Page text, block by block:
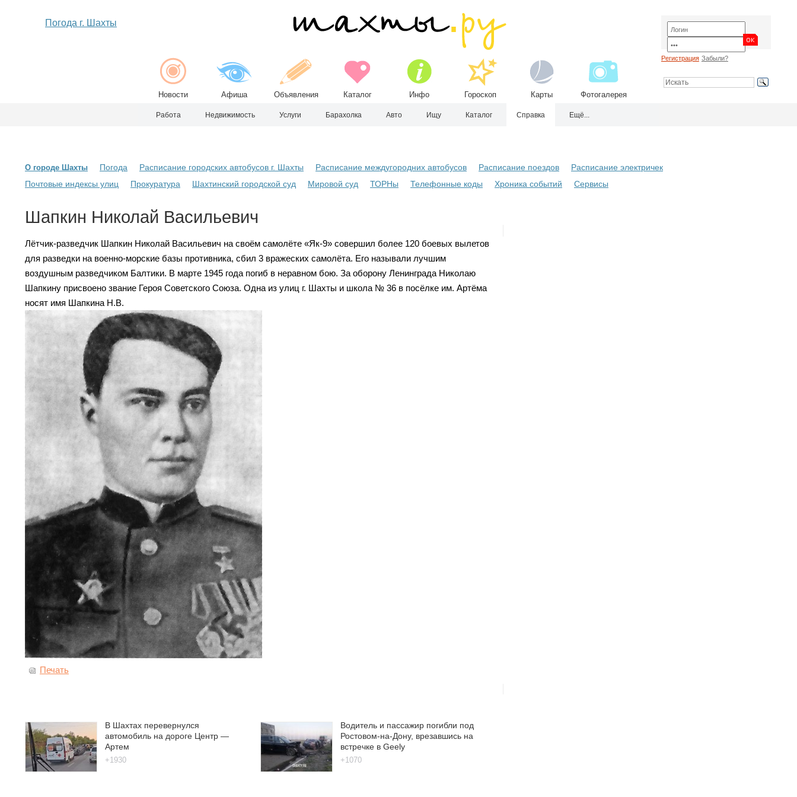
Погода г. Шахты
Новости Афиша Объявления Каталог Инфо Гороскоп Карты Фотогалерея
Регистрация Забыли?
Работа Недвижимость Услуги Барахолка Авто Ищу Каталог Справка Ещё...
О городе Шахты Погода Расписание городских автобусов г. Шахты Расписание междугородних автобусов Расписание поездов
Расписание электричек
Почтовые индексы улиц
Прокуратура Шахтинский городской суд Мировой суд ТОРНы Телефонные коды Хроника событий Сервисы
Шапкин Николай Васильевич
Лётчик-разведчик Шапкин Николай Васильевич на своём самолёте «Як-9» совершил более 120 боевых вылетов
для разведки на военно-морские базы противника, сбил 3 вражеских самолёта. Его называли лучшим
воздушным разведчиком Балтики. В марте 1945 года погиб в неравном бою. За оборону Ленинграда Николаю
Шапкину присвоено звание Героя Советского Союза. Одна из улиц г. Шахты и школа № 36 в посёлке им. Артёма
носят имя Шапкина Н.В.
Печать
В Шахтах перевернулся
автомобиль на дороге Центр —
Артем
+1930
Водитель и пассажир погибли под
Ростовом-на-Дону, врезавшись на
встречке в Geely
+1070